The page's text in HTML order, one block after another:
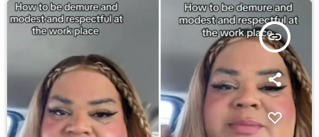
insert_link